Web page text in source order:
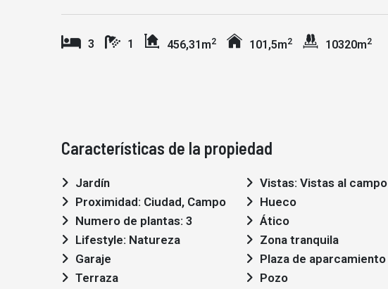
3 1 456,31m2 101,5m2 10320m2
Características de la propiedad
Jardín
Proximidad: Ciudad, Campo
Numero de plantas: 3
Lifestyle: Natureza
Garaje
Terraza
Vistas: Vistas al campo
Hueco
Ático
Zona tranquila
Plaza de aparcamiento
Pozo